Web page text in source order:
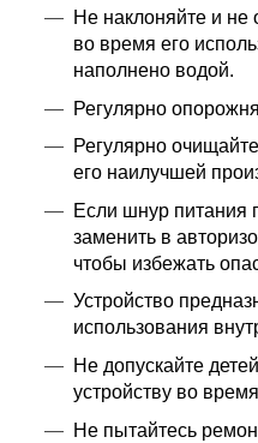
Не наклоняйте и не
во время его
наполнено водой.
Регулярно
Регулярно
его наилучшей
Если шнур питания
заменить в
чтобы избежать
Устройство
использования
Не допускайте
устройству во
Не пытайтесь